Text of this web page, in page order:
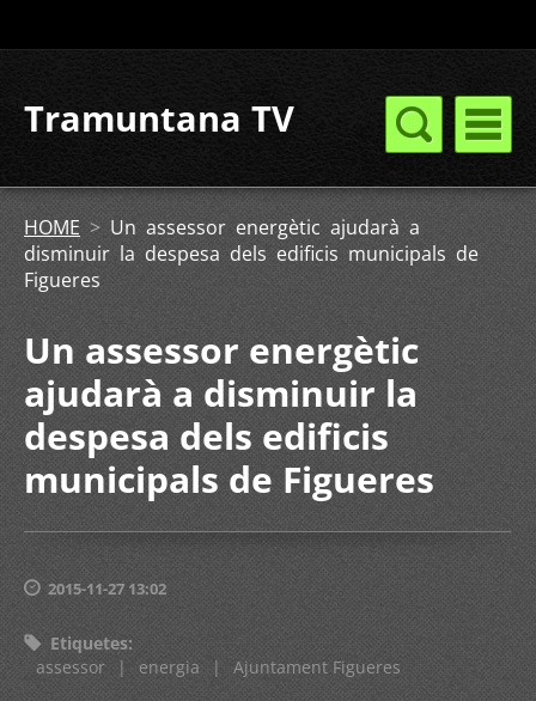
Tramuntana TV
HOME > Un assessor energètic ajudarà a
disminuir la despesa dels edificis municipals de
Figueres
Un assessor energètic
ajudarà a disminuir la
despesa dels edificis
municipals de Figueres
2015-11-27 13:02
Etiquetes:
assessor
| energia | Ajuntament Figueres